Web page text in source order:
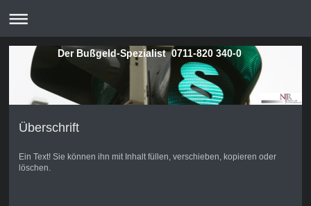
Der Bußgeld-Spezialist 0711-820 340-0
Überschrift
Ein Text! Sie können ihn mit Inhalt füllen, verschieben, kopieren oder
löschen.